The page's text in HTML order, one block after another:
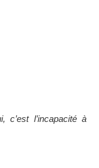
c’est l’incapacité à